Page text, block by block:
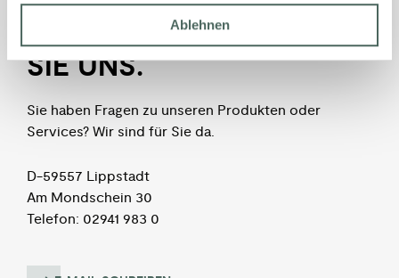
Ablehnen
KON­TAKTIEREN
SIE UNS.
Sie haben Fragen zu unseren Produkten oder
Services? Wir sind für Sie da.
D-59557 Lippstadt
Am Mondschein 30
Telefon: 02941 983 0